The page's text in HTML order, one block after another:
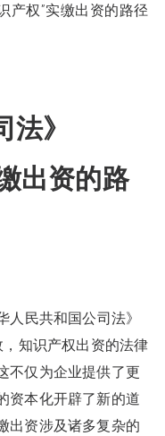
产权”实缴出资的路径
》
出资的路
人民共和国公司法》
，知识产权出资的法律
不仅为企业提供了更
资本化开辟了新的道
出资涉及诸多复杂的